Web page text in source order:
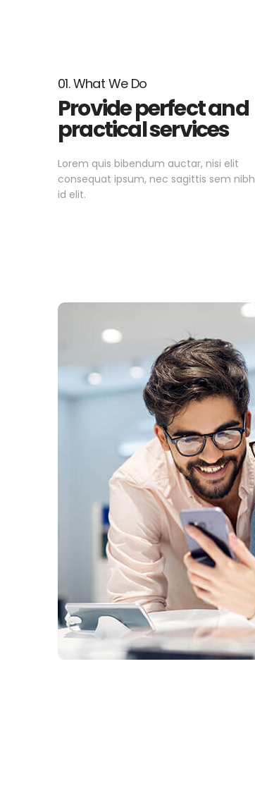
01. What We Do
Provide perfect and
practical services
Lorem quis bibendum auctar, nisi elit
consequat ipsum, nec sagittis sem nibh
id elit.